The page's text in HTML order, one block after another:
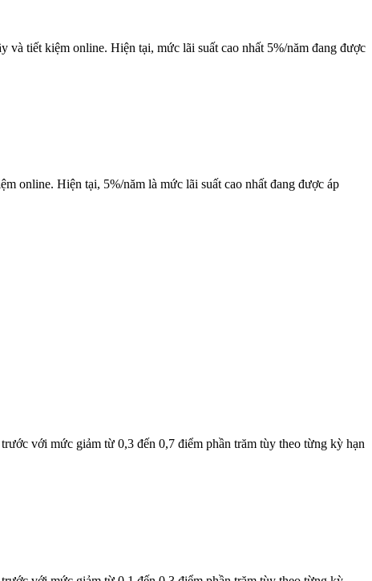
tiết kiệm online. Hiện tại, mức lãi suất cao nhất 5%/năm đang được
online. Hiện tại, 5%/năm là mức lãi suất cao nhất đang được áp
với mức giảm từ 0,3 đến 0,7 điểm phần trăm tùy theo từng kỳ hạn